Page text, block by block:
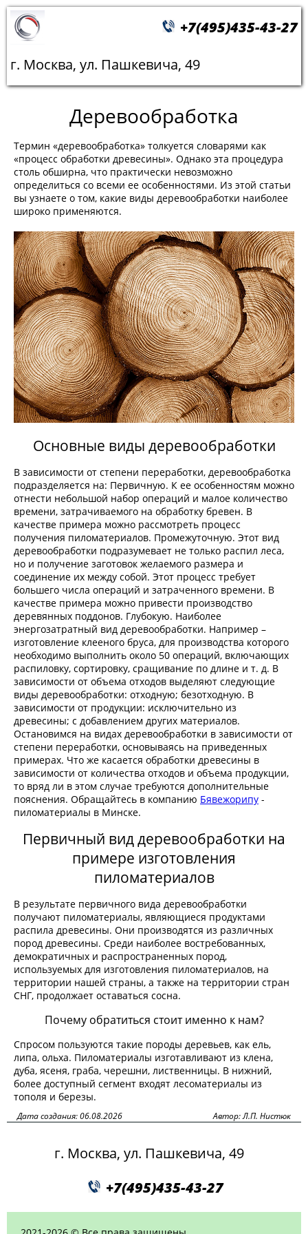
+7(495)435-43-27
г. Москва, ул. Пашкевича, 49
Деревообработка
Термин «деревообработка» толкуется словарями как
«процесс обработки древесины». Однако эта процедура
столь обширна, что практически невозможно
определиться со всеми ее особенностями. Из этой статьи
вы узнаете о том, какие виды деревообработки наиболее
широко применяются.
Основные виды деревообработки
В зависимости от степени переработки, деревообработка
подразделяется на: Первичную. К ее особенностям можно
отнести небольшой набор операций и малое количество
времени, затрачиваемого на обработку бревен. В
качестве примера можно рассмотреть процесс
получения пиломатериалов. Промежуточную. Этот вид
деревообработки подразумевает не только распил леса,
но и получение заготовок желаемого размера и
соединение их между собой. Этот процесс требует
большего числа операций и затраченного времени. В
качестве примера можно привести производство
деревянных поддонов. Глубокую. Наиболее
энергозатратный вид деревообработки. Например –
изготовление клееного бруса, для производства которого
необходимо выполнить около 50 операций, включающих
распиловку, сортировку, сращивание по длине и т. д. В
зависимости от объема отходов выделяют следующие
виды деревообработки: отходную; безотходную. В
зависимости от продукции: исключительно из
древесины; с добавлением других материалов.
Остановимся на видах деревообработки в зависимости от
степени переработки, основываясь на приведенных
примерах. Что же касается обработки древесины в
зависимости от количества отходов и объема продукции,
то вряд ли в этом случае требуются дополнительные
пояснения. Обращайтесь в компанию Бявежорипу -
пиломатериалы в Минске.
Первичный вид деревообработки на
примере изготовления
пиломатериалов
В результате первичного вида деревообработки
получают пиломатериалы, являющиеся продуктами
распила древесины. Они производятся из различных
пород древесины. Среди наиболее востребованных,
демократичных и распространенных пород,
используемых для изготовления пиломатериалов, на
территории нашей страны, а также на территории стран
СНГ, продолжает оставаться сосна.
Почему обратиться стоит именно к нам?
Спросом пользуются такие породы деревьев, как ель,
липа, ольха. Пиломатериалы изготавливают из клена,
дуба, ясеня, граба, черешни, лиственницы. В нижний,
более доступный сегмент входят лесоматериалы из
тополя и березы.
Дата создания: 06.08.2026 Автор: Л.П. Нистюк
г. Москва, ул. Пашкевича, 49
+7(495)435-43-27